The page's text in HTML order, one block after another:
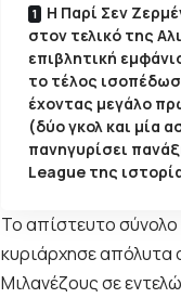
Η Παρί Σεν
στον τελικό της
επιβλητική
το τέλος
έχοντας μεγάλο
(δύο γκολ και μία
πανηγυρίσει
League της
Το απίστευτο
κυριάρχησε απόλυτα
Μιλανέζους σε